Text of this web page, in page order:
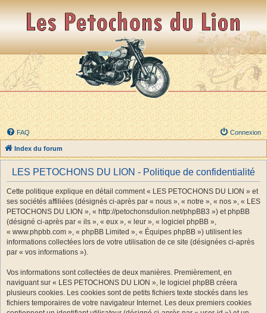
FAQ Connexion
Index du forum
LES PETOCHONS DU LION - Politique de confidentialité
Cette politique explique en détail comment « LES PETOCHONS DU LION » et
ses sociétés affiliées (désignés ci-après par « nous », « notre », « nos », « LES
PETOCHONS DU LION », « http://petochonsdulion.net/phpBB3 ») et phpBB
(désigné ci-après par « ils », « eux », « leur », « logiciel phpBB »,
« www.phpbb.com », « phpBB Limited », « Équipes phpBB ») utilisent les
informations collectées lors de votre utilisation de ce site (désignées ci-après
par « vos informations »).
Vos informations sont collectées de deux manières. Premièrement, en
naviguant sur « LES PETOCHONS DU LION », le logiciel phpBB créera
plusieurs cookies. Les cookies sont de petits fichiers texte stockés dans les
fichiers temporaires de votre navigateur Internet. Les deux premiers cookies